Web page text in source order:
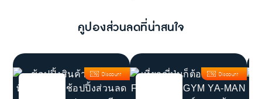
คูปองส่วนลดที่น่าสนใจ
Discount Discount